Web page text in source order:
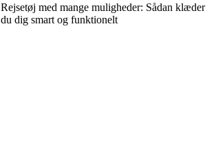
Rejsetøj med mange muligheder: Sådan klæder
du dig smart og funktionelt